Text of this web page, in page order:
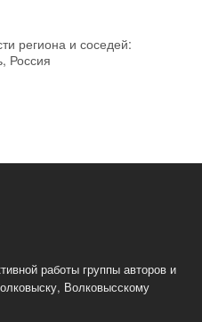
региона и соседей:
Россия
работы группы авторов и
Волковысскому